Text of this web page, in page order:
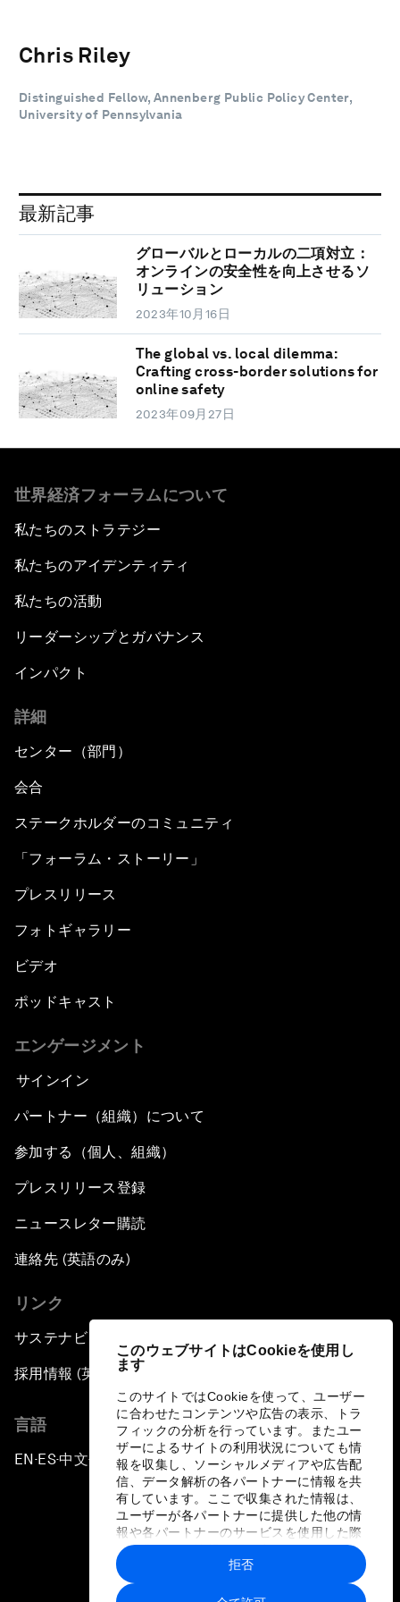
このウェブサイトはCookieを使用し
ます
このサイトではCookieを使って、ユーザー
に合わせたコンテンツや広告の表示、トラ
フィックの分析を行っています。またユー
ザーによるサイトの利用状況についても情
報を収集し、ソーシャルメディアや広告配
信、データ解析の各パートナーに情報を共
有しています。ここで収集された情報は、
ユーザーが各パートナーに提供した他の情
報や各パートナーのサービスを使用した際
に収集された情報と組み合わされ、各パー
トナーによって使用されることがありま
す。
拒否
Chris Riley
Distinguished Fellow, Annenberg Public Policy Center,
University of Pennsylvania
最新記事
グローバルとローカルの二項対立：
オンラインの安全性を向上させるソ
リューション
2023年10月16日
The global vs. local dilemma:
Crafting cross-border solutions for
online safety
2023年09月27日
世界経済フォーラムについて
私たちのストラテジー
私たちのアイデンティティ
私たちの活動
リーダーシップとガバナンス
インパクト
詳細
センター（部門）
会合
ステークホルダーのコミュニティ
「フォーラム・ストーリー」
プレスリリース
フォトギャラリー
ビデオ
ポッドキャスト
エンゲージメント
サインイン
パートナー（組織）について
参加する（個人、組織）
プレスリリース登録
ニュースレター購読
連絡先 (英語のみ)
リンク
サステナビリティへの取り組み
採用情報 (英語のみ)
言語
EN ▪ ES▪中文▪ 日本語
プライバシーポリシーと利用規約